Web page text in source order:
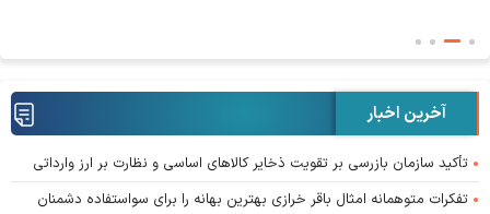
آخرین اخبار
تأکید سازمان بازرسی بر تقویت ذخایر کالا‌های اساسی و نظارت بر ارز وارداتی
تفکرات متوهمانه امثال باقر خرازی بهترین بهانه را برای سواستفاده دشمنان